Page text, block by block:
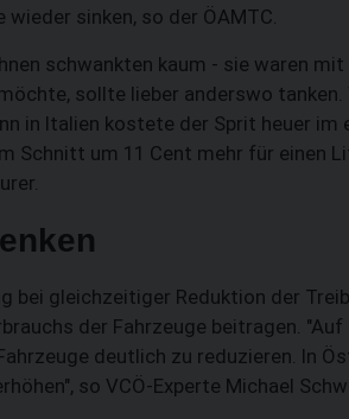
sinken, so der ÖAMTC.
schwankten kaum - sie waren
sollte lieber anderswo
in Italien kostete der Sprit heuer im
Schnitt um 11 Cent mehr für einen
bei gleichzeitiger Reduktion der
der Fahrzeuge beitragen.
deutlich zu reduzieren. In
so VCÖ-Experte Michael